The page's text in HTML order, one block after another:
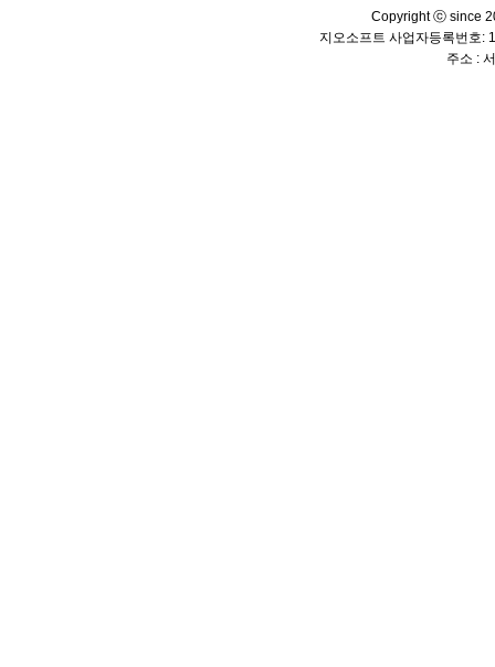
Copyright ⓒ since
지오소프트 사업자등록번호:
주소 :